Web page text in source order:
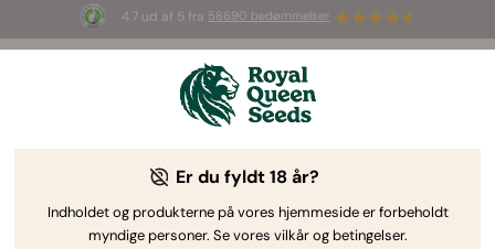
4.7 ud af 5 fra 58690 bedømmelser
ummer Sales
: Op til 50 % rabat
på udvalgte produkter! ⏤
The RQS Blog
Er du fyldt 18 år?
Indholdet og produkterne på vores hjemmeside er forbeholdt
myndige personer. Se vores vilkår og betingelser.